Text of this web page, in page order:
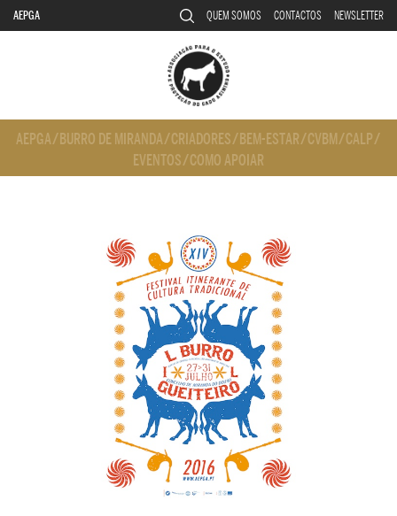
AEPGA QUEM SOMOS CONTACTOS NEWSLETTER
AEPGA/ BURRO DE MIRANDA/CRIADORES/ BEM-ESTAR/CVBM/CALP/
EVENTOS/COMO APOIAR